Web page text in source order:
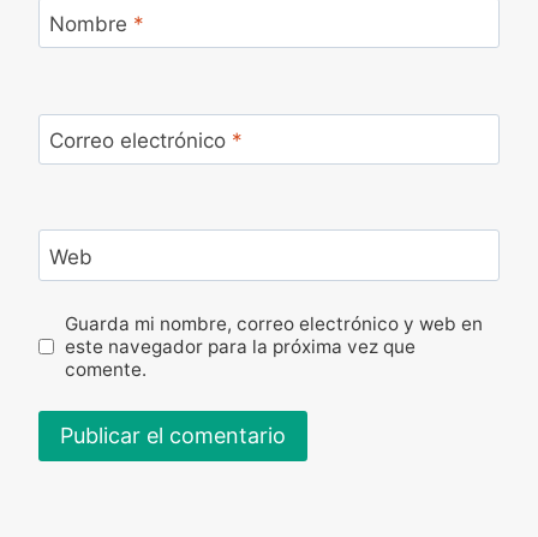
Nombre *
Correo electrónico *
Web
Guarda mi nombre, correo electrónico y web en
este navegador para la próxima vez que
comente.